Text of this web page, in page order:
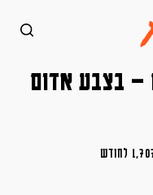
– בצבע אדום
לחודש